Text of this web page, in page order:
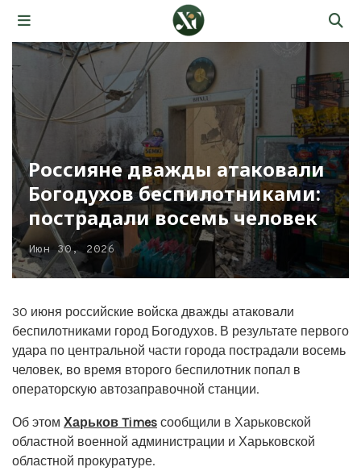
Россияне дважды атаковали
Богодухов беспилотниками:
пострадали восемь человек
Июн 30, 2026
30 июня российские войска дважды атаковали
беспилотниками город Богодухов. В результате первого
удара по центральной части города пострадали восемь
человек, во время второго беспилотник попал в
операторскую автозаправочной станции.
Об этом Харьков Times сообщили в Харьковской
областной военной администрации и Харьковской
областной прокуратуре.